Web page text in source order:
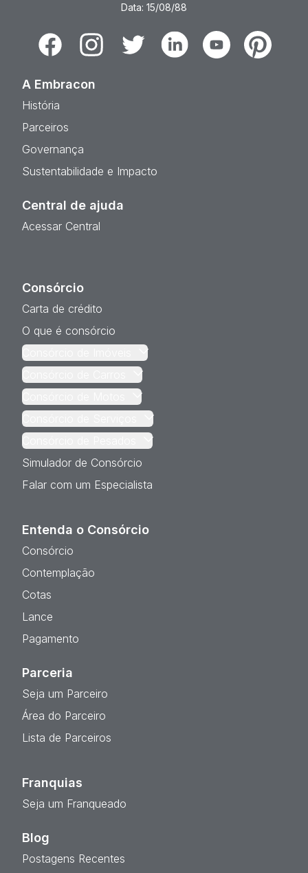
Data: 15/08/88
FacebookInstagramTwitter LinkedinYoutubePinterest
A Embracon
História
Parceiros
Governança
Sustentabilidade e Impacto
Central de ajuda
Acessar Central
Consórcio
Carta de crédito
O que é consórcio
Simulador de Consórcio
Falar com um Especialista
Entenda o Consórcio
Consórcio
Contemplação
Cotas
Lance
Pagamento
Parceria
Seja um Parceiro
Área do Parceiro
Lista de Parceiros
Franquias
Seja um Franqueado
Blog
Postagens Recentes